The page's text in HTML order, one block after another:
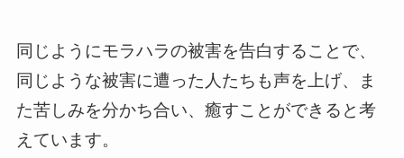
同じようにモラハラの被害を告白することで、
同じような被害に遭った人たちも声を上げ、ま
た苦しみを分かち合い、癒すことができると考
えています。